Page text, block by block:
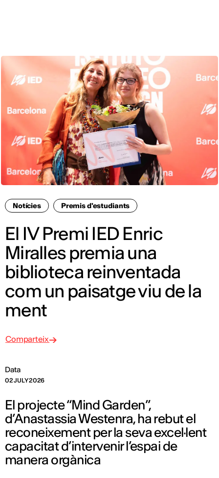
Notícies Premis d'estudiants
El IV Premi IED Enric
Miralles premia una
biblioteca reinventada
com un paisatge viu de la
ment
Data
02 JULY 2026
Comparteix
El projecte “Mind Garden”,
d’Anastassia Westenra, ha rebut el
reconeixement per la seva excel·lent
capacitat d’intervenir l’espai de
manera orgànica